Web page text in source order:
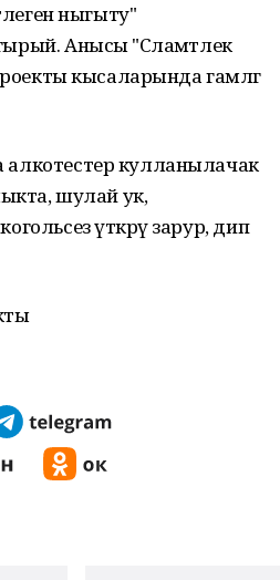
ныгыту"
Анысы "Сәламәтлек
кысаларында гамәлгә
кулланылачак
шулай ук,
үткәрү зарур, дип